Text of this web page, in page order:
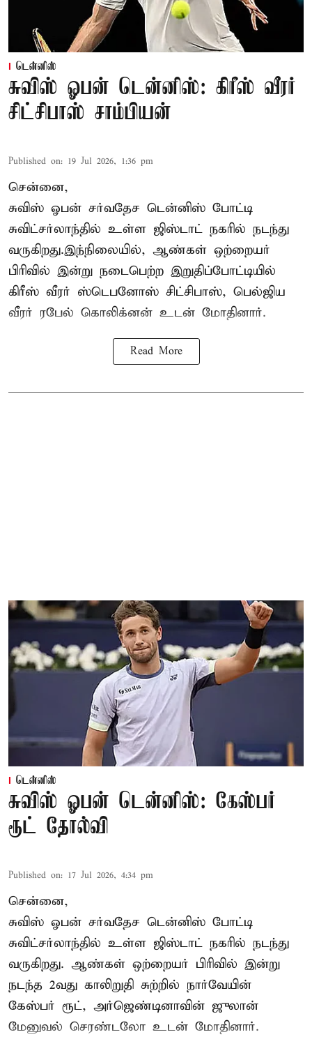
டென்னிஸ்
சுவிஸ் ஓபன் டென்னிஸ்: கிரீஸ் வீரர்
சிட்சிபாஸ் சாம்பியன்
Published on: 19 Jul 2026, 1:36 pm
சென்னை,
சுவிஸ் ஓபன் சர்வதேச டென்னிஸ் போட்டி
சுவிட்சர்லாந்தில் உள்ள ஜிஸ்டாட் நகரில் நடந்து
வருகிறது.இந்நிலையில், ஆண்கள் ஒற்றையர்
பிரிவில் இன்று நடைபெற்ற இறுதிப்போட்டியில்
கிரீஸ் வீரர் ஸ்டெபனோஸ் சிட்சிபாஸ், பெல்ஜிய
வீரர் ரபேல் கொலிக்னன் உடன் மோதினார்.
Read More
டென்னிஸ்
சுவிஸ் ஓபன் டென்னிஸ்: கேஸ்பர்
ரூட் தோல்வி
Published on: 17 Jul 2026, 4:34 pm
சென்னை,
சுவிஸ் ஓபன் சர்வதேச டென்னிஸ் போட்டி
சுவிட்சர்லாந்தில் உள்ள ஜிஸ்டாட் நகரில் நடந்து
வருகிறது. ஆண்கள் ஒற்றையர் பிரிவில் இன்று
நடந்த 2வது காலிறுதி சுற்றில் நார்வேயின்
கேஸ்பர் ரூட், அர்ஜெண்டினாவின் ஜுலான்
மேனுவல் செரண்டலோ உடன் மோதினார்.